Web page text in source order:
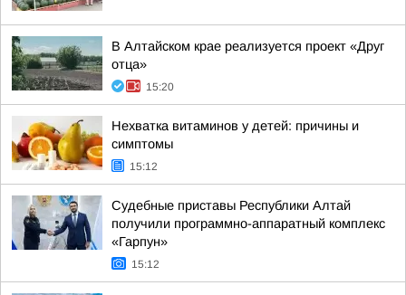
В Алтайском крае реализуется проект «Друг
отца»
15:20
Нехватка витаминов у детей: причины и
симптомы
15:12
Судебные приставы Республики Алтай
получили программно-аппаратный комплекс
«Гарпун»
15:12